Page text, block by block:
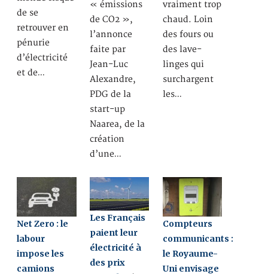
de se
retrouver en
pénurie
d’électricité
et de…
« émissions
de CO2 »,
l’annonce
faite par
Jean-Luc
Alexandre,
PDG de la
start-up
Naarea, de la
création
d’une…
vraiment trop
chaud. Loin
des fours ou
des lave-
linges qui
surchargent
les…
Net Zero : le
labour
impose les
camions
Les Français
paient leur
électricité à
des prix
Compteurs
communicants :
le Royaume-
Uni envisage